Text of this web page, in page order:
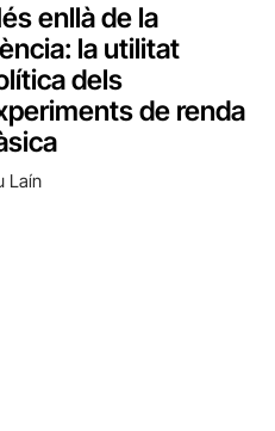
enllà de la
la utilitat
dels
de renda
Laín